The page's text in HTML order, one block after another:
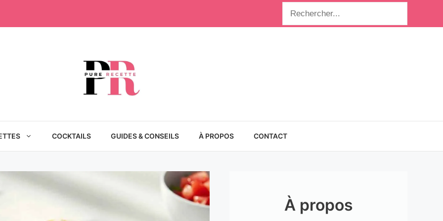
COCKTAILS GUIDES & CONSEILS À PROPOS CONTACT
À propos